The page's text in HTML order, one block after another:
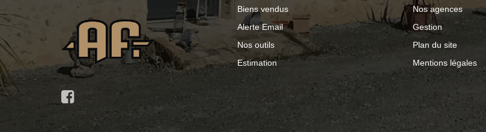
Biens vendus
Alerte Email
Nos outils
Estimation
Nos agences
Gestion
Plan du site
Mentions légales